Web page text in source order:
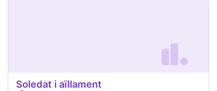
Soledat i aïllament